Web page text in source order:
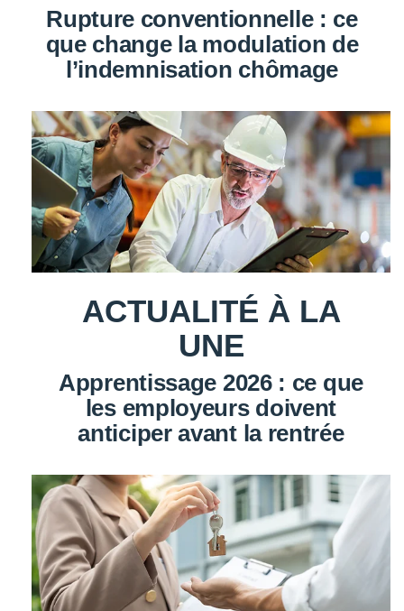
Rupture conventionnelle : ce
que change la modulation de
l’indemnisation chômage
ACTUALITÉ À LA
UNE
Apprentissage 2026 : ce que
les employeurs doivent
anticiper avant la rentrée